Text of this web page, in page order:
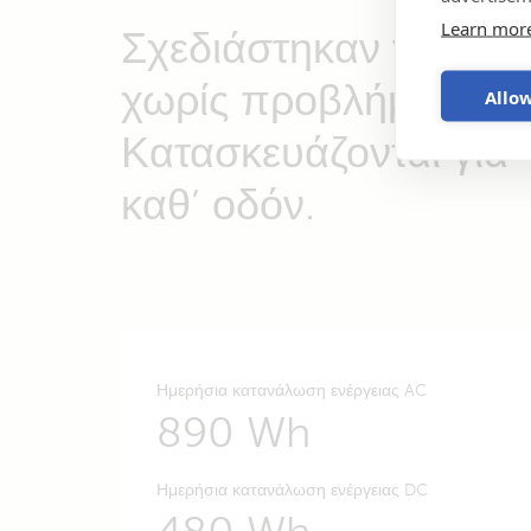
Learn
Σχεδιάστηκαν για
χωρίς προβλήματα.
Κατασκευάζονται για
καθ’ οδόν.
Ημερήσια κατανάλωση ενέργειας AC
890 Wh
Ημερήσια κατανάλωση ενέργειας DC